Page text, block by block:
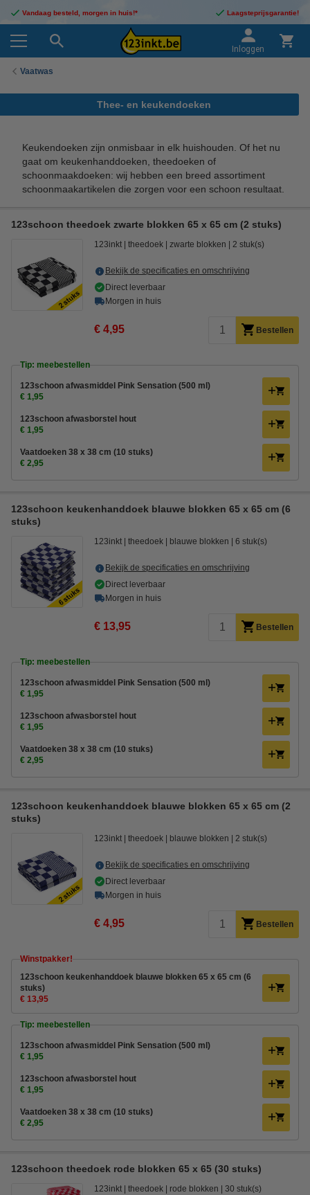
Vandaag besteld, morgen in huis!* Laagsteprijsgarantie!
Inloggen
Vaatwas
Thee- en keukendoeken
Keukendoeken zijn onmisbaar in elk huishouden. Of het nu
gaat om keukenhanddoeken, theedoeken of
schoonmaakdoeken: wij hebben een breed assortiment
schoonmaakartikelen die zorgen voor een schoon resultaat.
123schoon theedoek zwarte blokken 65 x 65 cm (2 stuks)
123inkt theedoek zwarte blokken 2 stuk(s)
Bekijk de specificaties en omschrijving
Direct leverbaar
Morgen in huis
€ 4,95 Bestellen
Tip: meebestellen
123schoon afwasmiddel Pink Sensation (500 ml)
€ 1,95
123schoon afwasborstel hout
€ 1,95
Vaatdoeken 38 x 38 cm (10 stuks)
€ 2,95
123schoon keukenhanddoek blauwe blokken 65 x 65 cm (6
stuks)
123inkt theedoek blauwe blokken 6 stuk(s)
Bekijk de specificaties en omschrijving
Direct leverbaar
Morgen in huis
€ 13,95 Bestellen
Tip: meebestellen
123schoon afwasmiddel Pink Sensation (500 ml)
€ 1,95
123schoon afwasborstel hout
€ 1,95
Vaatdoeken 38 x 38 cm (10 stuks)
€ 2,95
123schoon keukenhanddoek blauwe blokken 65 x 65 cm (2
stuks)
123inkt theedoek blauwe blokken 2 stuk(s)
Bekijk de specificaties en omschrijving
Direct leverbaar
Morgen in huis
€ 4,95 Bestellen
Winstpakker!
123schoon keukenhanddoek blauwe blokken 65 x 65 cm (6
stuks)
€ 13,95
Tip: meebestellen
123schoon afwasmiddel Pink Sensation (500 ml)
€ 1,95
123schoon afwasborstel hout
€ 1,95
Vaatdoeken 38 x 38 cm (10 stuks)
€ 2,95
123schoon theedoek rode blokken 65 x 65 (30 stuks)
123inkt theedoek rode blokken 30 stuk(s)